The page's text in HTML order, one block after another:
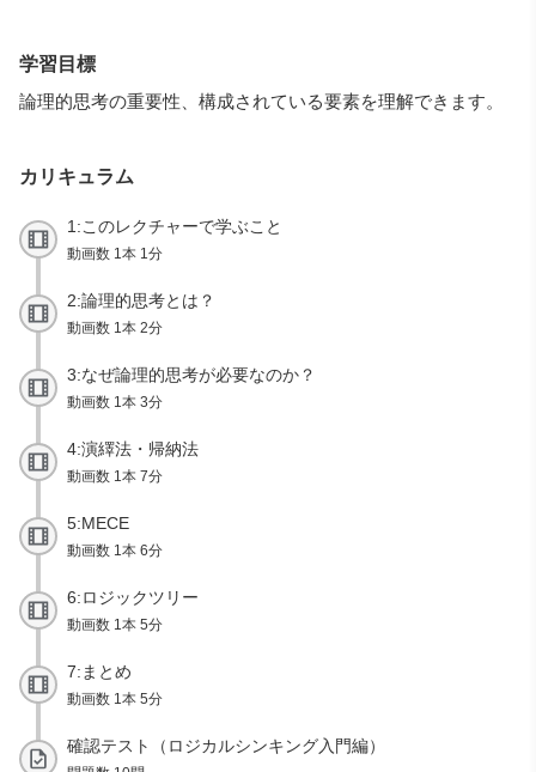
学習目標
論理的思考の重要性、構成されている要素を理解できます。
カリキュラム
1:このレクチャーで学ぶこと
動画数 1本 1分
2:論理的思考とは？
動画数 1本 2分
3:なぜ論理的思考が必要なのか？
動画数 1本 3分
4:演繹法・帰納法
動画数 1本 7分
5:MECE
動画数 1本 6分
6:ロジックツリー
動画数 1本 5分
7:まとめ
動画数 1本 5分
確認テスト（ロジカルシンキング入門編）